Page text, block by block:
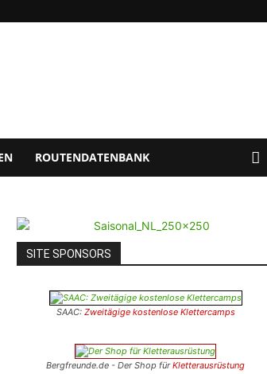
ROUTENDATENBANK
SITE SPONSORS
SAAC: Zweitägige kostenlose Klettercamps
Bergfreunde.de - Der Shop fürKletterausrüstung